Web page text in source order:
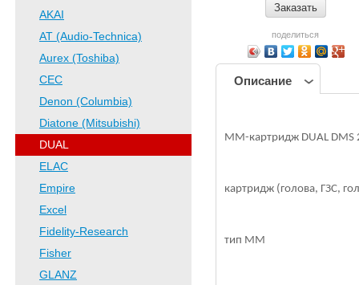
AKAI
AT (Audio-Technica)
Aurex (Toshiba)
CEC
Denon (Columbia)
Diatone (Mitsubishi)
DUAL
ELAC
Empire
Excel
Fidelity-Research
Fisher
GLANZ
Заказать
поделиться
Описание
ММ-картридж DUAL DMS
картридж (голова, ГЗС,
тип ММ